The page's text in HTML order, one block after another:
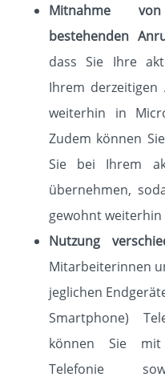
Mitnahme
bestehenden
dass Sie Ihre
Ihrem
weiterhin in
Zudem können
Sie bei Ihrem
übernehmen,
gewohnt
Nutzung
Mitarbeiterinnen
jeglichen
Smartphone)
können Sie
Telefonie